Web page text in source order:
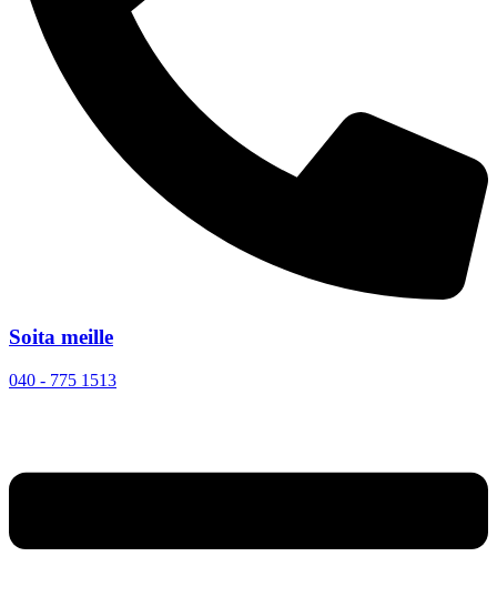
Soita meille
040 - 775 1513